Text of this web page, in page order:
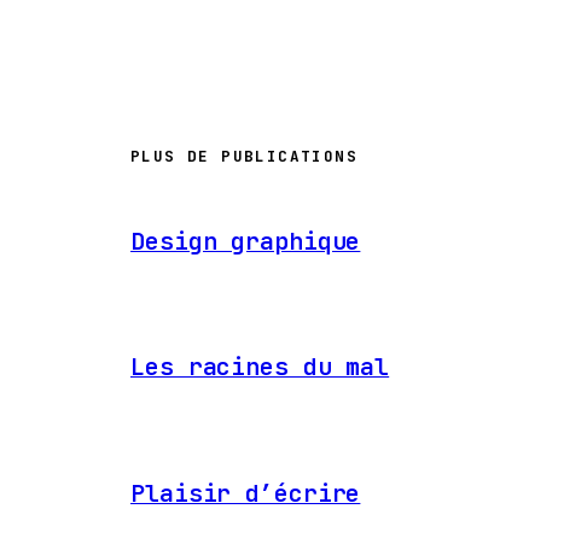
PLUS DE PUBLICATIONS
Design graphique
Les racines du mal
Plaisir d’écrire